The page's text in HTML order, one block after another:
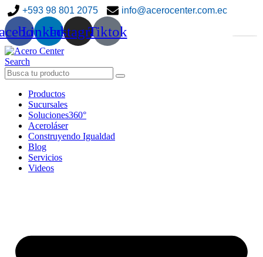
+593 98 801 2075 info@acerocenter.com.ec
LinkedinInstagramTiktok
Search
Productos
Sucursales
Soluciones360°
Aceroláser
Construyendo Igualdad
Blog
Servicios
Videos